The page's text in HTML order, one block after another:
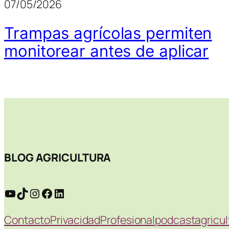
07/05/2026
Trampas agrícolas permiten
monitorear antes de aplicar
BLOG AGRICULTURA
YouTube
TikTok
Instagram
Facebook
LinkedIn
ContactoPrivacidadProfesional